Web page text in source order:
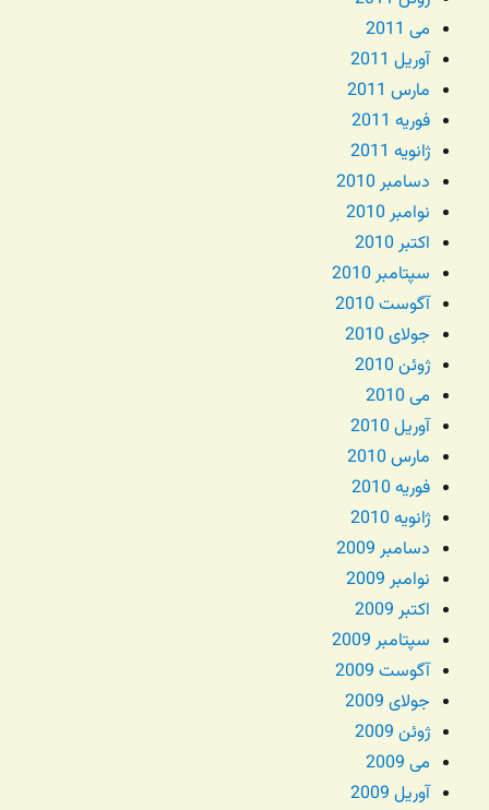
می 2011
آوریل 2011
مارس 2011
فوریه 2011
ژانویه 2011
دسامبر 2010
نوامبر 2010
اکتبر 2010
سپتامبر 2010
آگوست 2010
جولای 2010
ژوئن 2010
می 2010
آوریل 2010
مارس 2010
فوریه 2010
ژانویه 2010
دسامبر 2009
نوامبر 2009
اکتبر 2009
سپتامبر 2009
آگوست 2009
جولای 2009
ژوئن 2009
می 2009
آوریل 2009